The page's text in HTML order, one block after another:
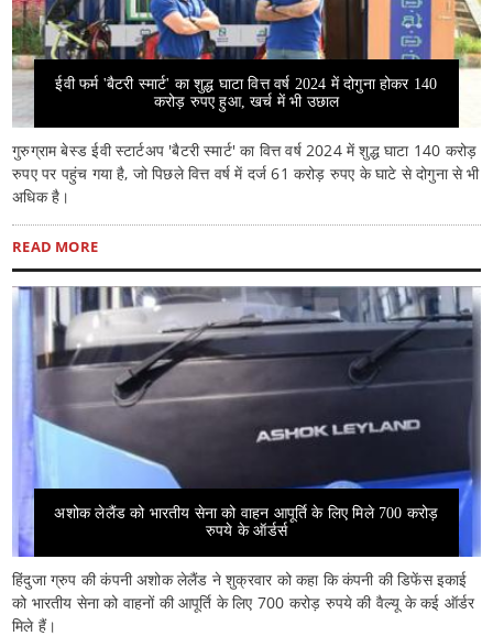
ईवी फर्म 'बैटरी स्मार्ट' का शुद्ध घाटा वित्त वर्ष 2024 में दोगुना होकर 140
करोड़ रुपए हुआ, खर्च में भी उछाल
गुरुग्राम बेस्ड ईवी स्टार्टअप 'बैटरी स्मार्ट' का वित्त वर्ष 2024 में शुद्ध घाटा 140 करोड़
रुपए पर पहुंच गया है, जो पिछले वित्त वर्ष में दर्ज 61 करोड़ रुपए के घाटे से दोगुना से भी
अधिक है।
READ MORE
अशोक लेलैंड को भारतीय सेना को वाहन आपूर्ति के लिए मिले 700 करोड़
रुपये के ऑर्डर्स
हिंदुजा ग्रुप की कंपनी अशोक लेलैंड ने शुक्रवार को कहा कि कंपनी की डिफेंस इकाई
को भारतीय सेना को वाहनों की आपूर्ति के लिए 700 करोड़ रुपये की वैल्यू के कई ऑर्डर
मिले हैं।